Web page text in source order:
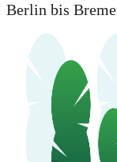
Berlin bis